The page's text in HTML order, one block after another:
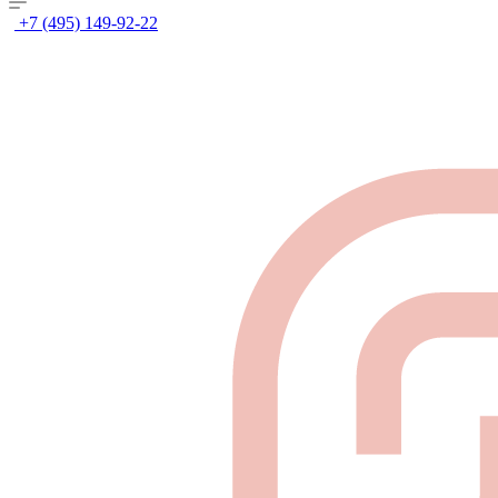
+7 (495) 149-92-22